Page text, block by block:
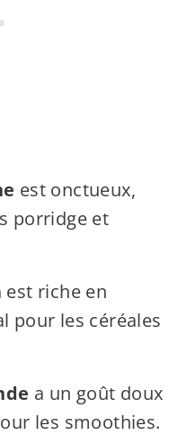
est onctueux,
porridge et
est riche en
pour les céréales
a un goût doux
les smoothies.